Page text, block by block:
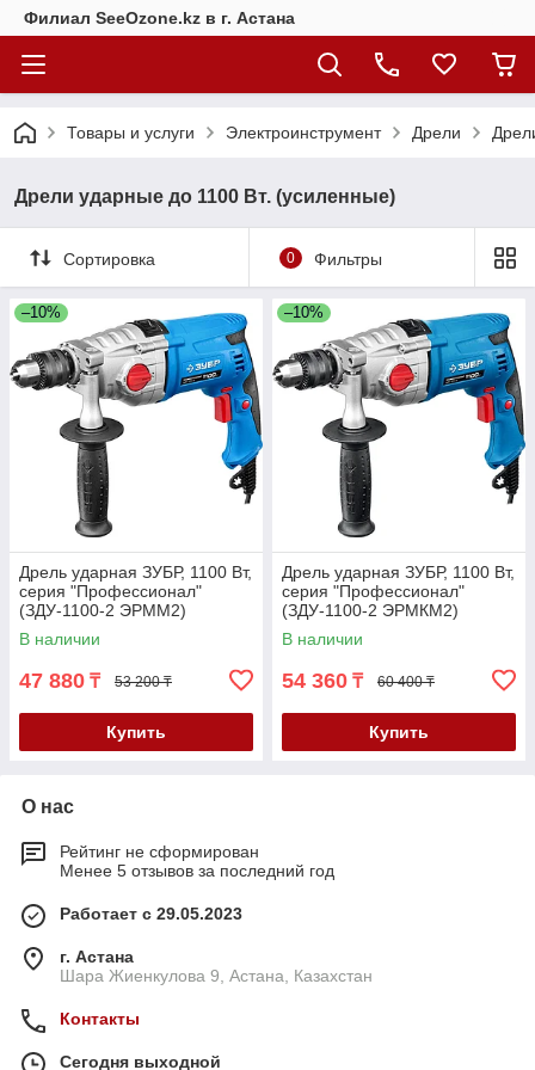
Филиал SeeOzone.kz в г. Астана
Товары и услуги Электроинструмент Дрели
Дрели ударные до 1100 Вт. (усиленные)
Сортировка 0 Фильтры
–10%
Дрель ударная ЗУБР, 1100 Вт,
серия "Профессионал"
(ЗДУ-1100-2 ЭРММ2)
В наличии
47 880 ₸ 53 200 ₸
Купить
–10%
Дрель ударная ЗУБР, 1100 Вт,
серия "Профессионал"
(ЗДУ-1100-2 ЭРМКМ2)
В наличии
54 360 ₸ 60 400 ₸
Купить
О нас
Рейтинг не сформирован
Менее 5 отзывов за последний год
Работает с 29.05.2023
г. Астана
Шара Жиенкулова 9, Астана, Казахстан
Контакты
Сегодня выходной